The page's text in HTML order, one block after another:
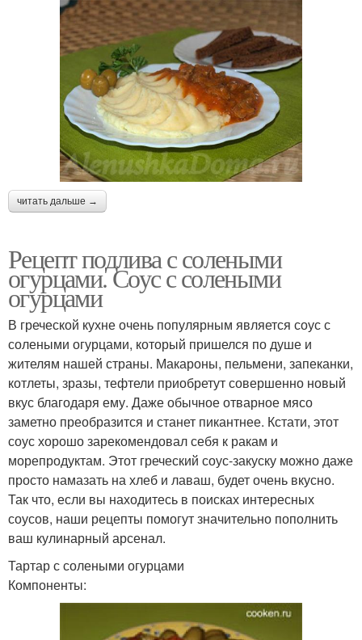
читать дальше →
Рецепт подлива с солеными
огурцами. Соус с солеными
огурцами
В греческой кухне очень популярным является соус с
солеными огурцами, который пришелся по душе и
жителям нашей страны. Макароны, пельмени, запеканки,
котлеты, зразы, тефтели приобретут совершенно новый
вкус благодаря ему. Даже обычное отварное мясо
заметно преобразится и станет пикантнее. Кстати, этот
соус хорошо зарекомендовал себя к ракам и
морепродуктам. Этот греческий соус-закуску можно даже
просто намазать на хлеб и лаваш, будет очень вкусно.
Так что, если вы находитесь в поисках интересных
соусов, наши рецепты помогут значительно пополнить
ваш кулинарный арсенал.
Тартар с солеными огурцами
Компоненты: